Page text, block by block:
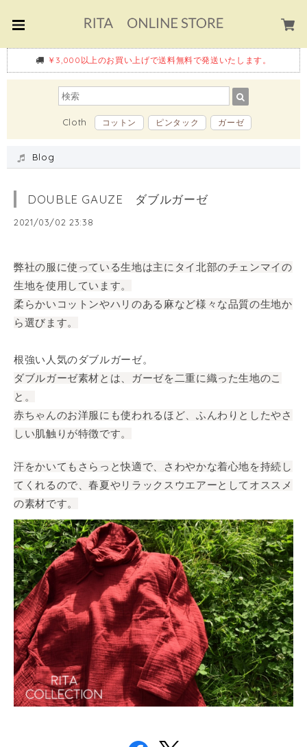
￥3,000以上のお買い上げで送料無料で発送いたします。
Cloth コットン ピンタック ガーゼ
Blog
DOUBLE GAUZE ダブルガーゼ
2021/03/02 23:38
弊社の服に使っている生地は主にタイ北部のチェンマイの
生地を使用しています。
柔らかいコットンやハリのある麻など様々な品質の生地か
ら選びます。
根強い人気のダブルガーゼ。
ダブルガーゼ素材とは、ガーゼを二重に織った生地のこ
と。
赤ちゃんのお洋服にも使われるほど、ふんわりとしたやさ
しい肌触りが特徴です。
汗をかいてもさらっと快適で、さわやかな着心地を持続し
てくれるので、春夏やリラックスウエアーとしてオススメ
の素材です。